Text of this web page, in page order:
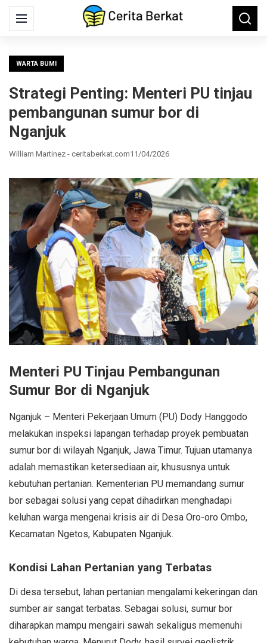
Menu
Search
for:
WARTA BUMI
Strategi Penting: Menteri PU tinjau
pembangunan sumur bor di
Nganjuk
William Martinez - ceritaberkat.com11/04/2026
Menteri PU Tinjau Pembangunan
Sumur Bor di Nganjuk
Nganjuk – Menteri Pekerjaan Umum (PU) Dody Hanggodo
melakukan inspeksi lapangan terhadap proyek pembuatan
sumur bor di wilayah Nganjuk, Jawa Timur. Tujuan utamanya
adalah memastikan ketersediaan air, khususnya untuk
kebutuhan pertanian. Kementerian PU memandang sumur
bor sebagai solusi yang cepat dihadirkan menghadapi
keluhan warga mengenai krisis air di Desa Oro-oro Ombo,
Kecamatan Ngetos, Kabupaten Nganjuk.
Kondisi Lahan Pertanian yang Terbatas
Di desa tersebut, lahan pertanian mengalami kekeringan dan
sumber air sangat terbatas. Sebagai solusi, sumur bor
diharapkan mampu mengairi sawah sekaligus memenuhi